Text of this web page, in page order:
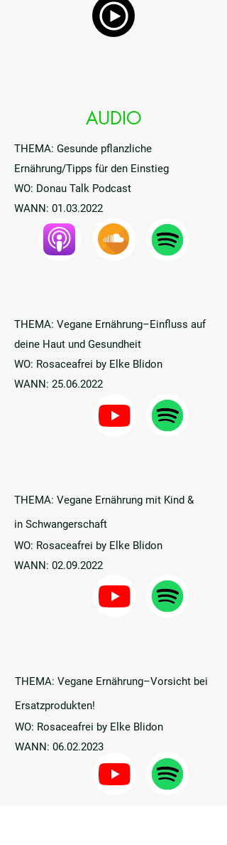
AUDIO
THEMA: Gesunde pflanzliche
Ernährung/Tipps für den Einstieg
WO: Donau Talk Podcast
WANN: 01.03.2022
THEMA: Vegane Ernährung–Einfluss auf
deine Haut und Gesundheit
WO: Rosaceafrei by Elke Blidon
WANN: 25.06.2022
THEMA: Vegane Ernährung mit Kind &
in Schwangerschaft
WO: Rosaceafrei by Elke Blidon
WANN: 02.09.2022
THEMA: Vegane Ernährung–Vorsicht bei
Ersatzprodukten!
WO: Rosaceafrei by Elke Blidon
WANN: 06.02.2023